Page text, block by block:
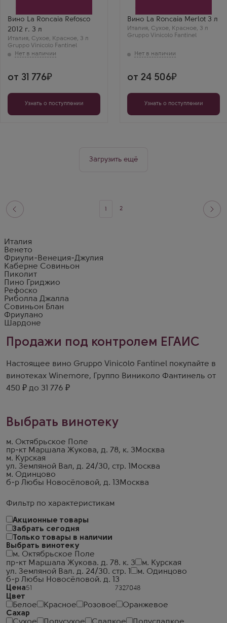
Фильтр по характеристикам
Акционные товары
Забрать сегодня
Только товары в наличии
Выбрать винотеку
м. Октябрьское Поле
пр-кт Маршала Жукова. д. 78. к. 3
м. Курская
ул. Земляной Вал. д. 24/30. стр. 1
м. Одинцово
б-р Любы Новосёловой. д. 13
Цена
Цвет
Белое
Красное Розовое
Оранжевое
Сахар
Вино La Roncaia Refosco
2012 г. 3 л
Италия, Сухое, Красное, 3 л
Gruppo Vinicolo Fantinel
Сорт винограда
Рефоско
Страна
Италия
Регион
Фриули-Венеция-Джулия
от 31 776
Узнать о поступлении
Вино La Roncaia Merlot 3 л
Италия, Сухое, Красное, 3 л
Gruppo Vinicolo Fantinel
Сорт винограда
Мерло
Страна
Италия
Фриули Колли
от 24 506
Узнать о поступлении
Загрузить ещё
2
Италия
Венето
Фриули-Венеция-Джулия
Каберне Совиньон
Пиколит
Пино Гриджио
Рефоско
Риболла Джалла
Совиньон Блан
Фриулано
Шардоне
Продажи под контролем ЕГАИС
Настоящее вино Gruppo Vinicolo Fantinel покупайте в
винотеках Winemore, Группо Виниколо Фантинель от
450 ₽ до 31 776 ₽
Выбрать винотеку
м. Октябрьское Поле
пр-кт Маршала Жукова, д. 78, к. 3 Москва
м. Курская
ул. Земляной Вал, д. 24/30, стр. 1
Москва
м. Одинцово
б-р Любы Новосёловой, д. 13 Москва